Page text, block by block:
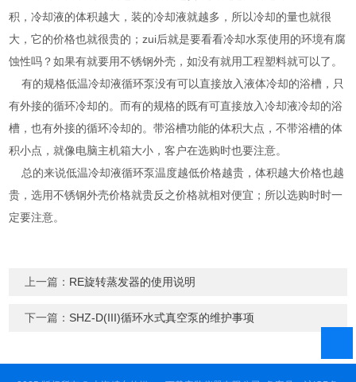
积，冷却液的体积越大，装的冷却液就越多，所以冷却的量也就很
大，它的价格也就很贵的；zui后就是要看看冷却水泵使用的环境有腐
蚀性吗？如果有就要用不锈钢外壳，如没有就用工程塑料就可以了。
有的规格低温冷却液循环泵没有可以直接放入液体冷却的浴槽，只
有外接的循环冷却的。而有的规格的既有可直接放入冷却液冷却的浴
槽，也有外接的循环冷却的。带浴槽功能的体积大点，不带浴槽的体
积小点，就像电脑主机箱大小，客户在选购时也要注意。
总的来说低温冷却液循环泵温度越低价格越贵，体积越大价格也越
贵，选用不锈钢外壳价格就贵反之价格就相对便宜；所以选购时时一
定要注意。
上一篇： RE旋转蒸发器的使用说明
下一篇： SHZ-D(III)循环水式真空泵的维护事项